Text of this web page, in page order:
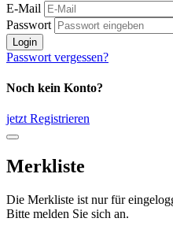
E-Mail
Passwort
Login
Passwort vergessen?
Noch kein Konto?
jetzt Registrieren
Merkliste
Die Merkliste ist nur für
Bitte melden Sie sich an.